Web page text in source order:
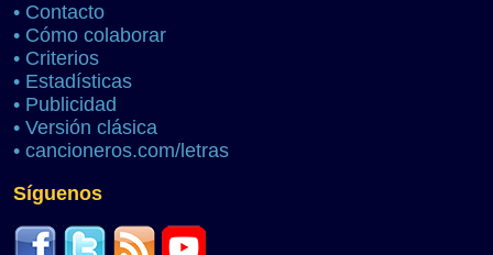
• Contacto
• Cómo colaborar
• Criterios
• Estadísticas
• Publicidad
• Versión clásica
• cancioneros.com/letras
Síguenos